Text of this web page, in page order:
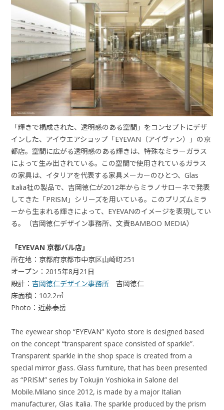
「輝きで構成された、透明感のある空間」をコンセプトにデザ
インした、アイウエアショップ「EYEVAN（アイヴァン）」の京
都店。空間に広がる透明感のある輝きは、特殊なミラーガラス
によって生み出されている。この空間で使用されているガラス
の家具は、イタリアを代表する家具メーカーのひとつ、Glas
Italia社の製品で、吉岡徳仁が2012年からミラノサローネで発表
してきた「PRISM」シリーズを用いている。このプリズムミラ
ーから生まれる輝きによって、EYEVANのイメージを表現してい
る。（吉岡徳仁デザイン事務所、文責BAMBOO MEDIA）
「EYEVAN 京都バル店」
所在地：京都府京都市中京区山崎町251
オープン：2015年8月21日
設計：吉岡徳仁デザイン事務所 吉岡徳仁
床面積：102.2㎡
Photo：近藤泰岳
The eyewear shop “EYEVAN” Kyoto store is designed based
on the concept “transparent space consisted of sparkle”.
Transparent sparkle in the shop space is created from a
special mirror glass. Glass furniture, that has been presented
as “PRISM” series by Tokujin Yoshioka in Salone del
Mobile.Milano since 2012, is made by a major Italian
manufacturer, Glas Italia. The sparkle produced by the prism